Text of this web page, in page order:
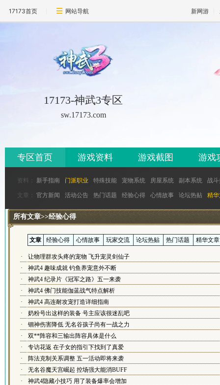
17173首页 网站导航 新网游
17173-神武3专区
sw.17173.com
专区首页 游戏资料 游戏截图 游戏
资料： 新手指南 门派职业 特殊技能 宠物系统 房屋系统 副本系统 战
文章： 官方新闻 活动公告 热门话题 经验心得 心情故事 论坛热贴 精
所有文章>>经验心得
文章 经验心得 心情故事 玩家交流 论坛热贴 热门话题 精华文章
·
让物理群攻头疼的宠物 飞升宠灵剑仙子
·
神武4 趣味成就 钓鱼养宠意外不断
·
神武4 纪录片《冠军之路》五一来袭
·
神武4 佛门技能伽蓝战气特点解析
·
神武4 高连耐攻宠打造详细指南
·
奶粉号出这样的装备 号主应该很迷乱吧
·
锢神伤害降低 无名谷孩子尚有一战之力
·
双**阵容和三输出阵容具体是什么
·
专访花返 在子女的指引下找到了真爱
·
阵法克制关系调整 五一活动即将来袭
·
无名谷魔天宫崛起 控场强大能消BUFF
·
神武4隐藏小技巧 用了装备爆率会增加